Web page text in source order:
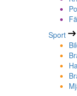
Sport